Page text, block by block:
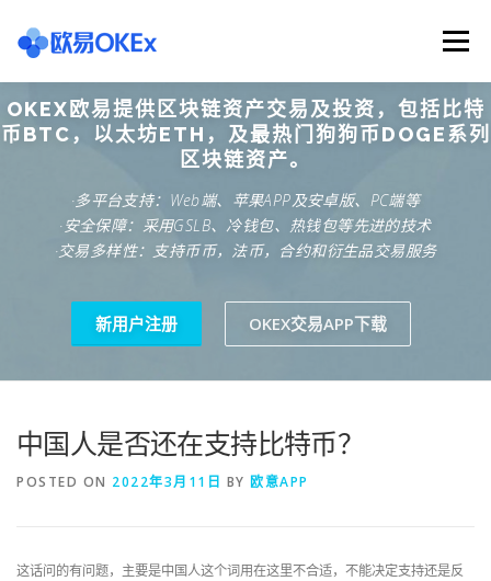
content
Menu
欧意交易所 关于欧意OKX 欧意APP下载
欧意注册网址 欧意交易下载 欧意团队
OKEX欧易提供区块链资产交易及投资，包括比特
币BTC，以太坊ETH，及最热门狗狗币DOGE系列
区块链资产。
·多平台支持：Web端、苹果APP及安卓版、PC端等
·安全保障：采用GSLB、冷钱包、热钱包等先进的技术
·交易多样性：支持币币，法币，合约和衍生品交易服务
新用户注册 OKEX交易APP下载
中国人是否还在支持比特币？
POSTED ON 2022年3月11日 BY 欧意APP
这话问的有问题，主要是中国人这个词用在这里不合适，不能决定支持还是反